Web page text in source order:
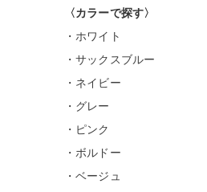
〈カラーで探す〉
・ホワイト
・サックスブルー
・ネイビー
・グレー
・ピンク
・ボルドー
・ベージュ